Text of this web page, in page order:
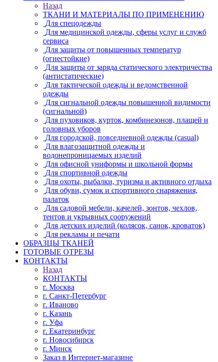
Назад
ТКАНИ И МАТЕРИАЛЫ ПО ПРИМЕНЕНИЮ
Для спецодежды
Для медицинской одежды, сферы услуг и служб
сервиса
Для защиты от повышенных температур
(огнестойкие)
Для защиты от заряда статического электричества
(антистатические)
Для тактической одежды и ведомственной
одежды
Для сигнальной одежды повышенной видимости
(сигнальной)
Для пуховиков, курток, комбинезонов, плащей и
головных уборов
Для городской, повседневной одежды (casual)
Для влагозащитной одежды и
водонепроницаемых изделий
Для офисной униформы и школьной формы
Для спортивной одежды
Для охоты, рыбалки, туризма и активного отдыха
Для обуви, сумок и спортивного снаряжения,
палаток
Для садовой мебели, качелей, зонтов, чехлов,
тентов и укрывных сооружений
Для детских изделий (колясок, санок, кроваток)
Для рекламы и печати
ОБРАЗЦЫ ТКАНЕЙ
ГОТОВЫЕ ОТРЕЗЫ
КОНТАКТЫ
Назад
КОНТАКТЫ
г. Москва
г. Санкт-Петербург
г. Иваново
г. Казань
г. Уфа
г. Екатеринбург
г. Новосибирск
г. Минск
Заказ в Интернет-магазине